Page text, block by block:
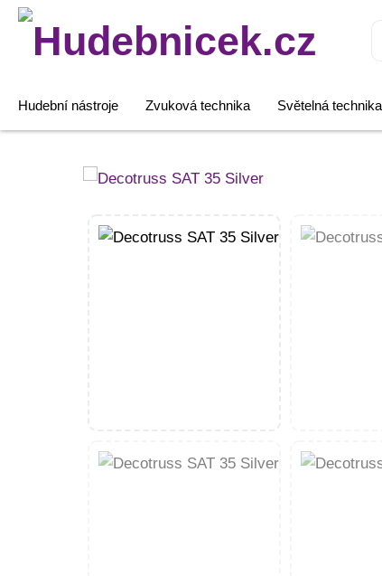
Hledat:
Hudební nástroje Zvuková technika Světelná technika
Decotruss
35